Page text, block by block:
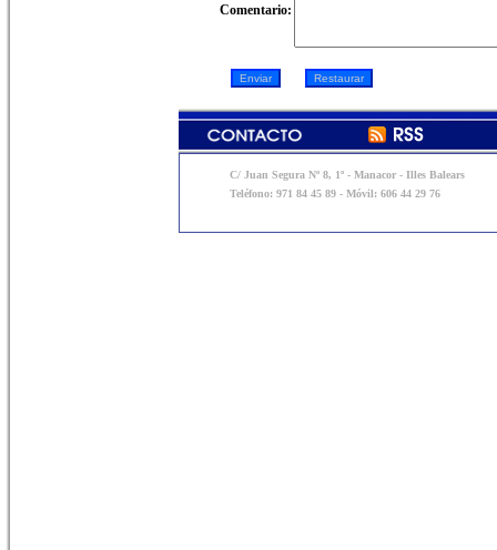
Comentario:
C/ Juan Segura Nº 8, 1º - Manacor - Illes Balears
Teléfono: 971 84 45 89 - Móvil: 606 44 29 76